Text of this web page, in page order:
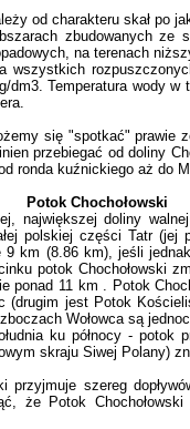
od charakteru skał po
zbudowanych ze
na terenach
wszystkich
dm3. Temperatura wody
się "spotkać" prawie
przebiegać od doliny
ronda kuźnickiego aż do
Potok Chochołowski
największej doliny
polskiej części Tatr (jej
9 km (8.86 km), jeśli
potok Chochołowski
ponad 11 km . Potok
(drugim jest Potok
Wołowca są
ku północy - potok
skraju Siwej Polany)
szereg
że Potok